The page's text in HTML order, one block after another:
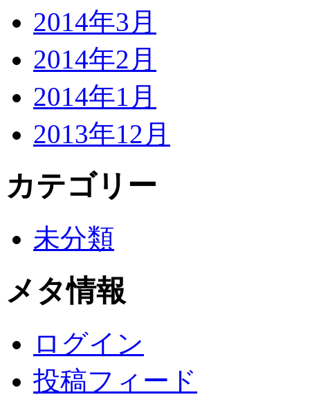
2014年3月
2014年2月
2014年1月
2013年12月
カテゴリー
未分類
メタ情報
ログイン
投稿フィード